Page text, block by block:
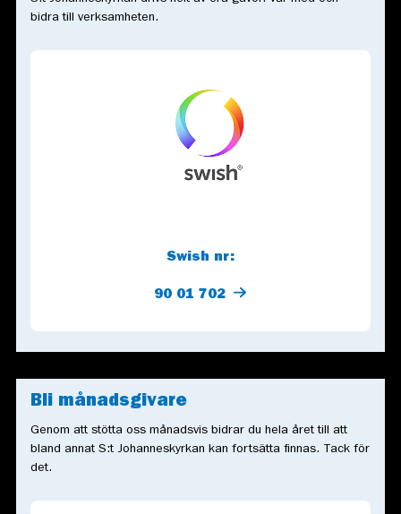
bidra till verksamheten.
Swish nr:
90 01 702
Bli månadsgivare
Genom att stötta oss månadsvis bidrar du hela året till att
bland annat S:t Johanneskyrkan kan fortsätta finnas. Tack för
det.